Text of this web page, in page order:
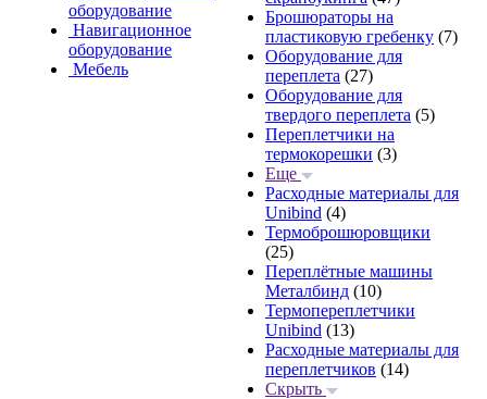
оборудование
Навигационное
оборудование
Мебель
Брошюраторы на
пластиковую гребенку (7)
Оборудование для
переплета (27)
Оборудование для
твердого переплета (5)
Переплетчики на
термокорешки (3)
Еще
Расходные материалы для
Unibind (4)
Термоброшюровщики
(25)
Переплётные машины
Металбинд (10)
Термопереплетчики
Unibind (13)
Расходные материалы для
переплетчиков (14)
Скрыть